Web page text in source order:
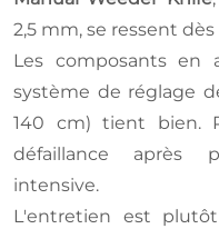
2,5 mm, se ressent
Les composants en
système de réglage
140 cm) tient bien.
défaillance après
intensive.
L'entretien est